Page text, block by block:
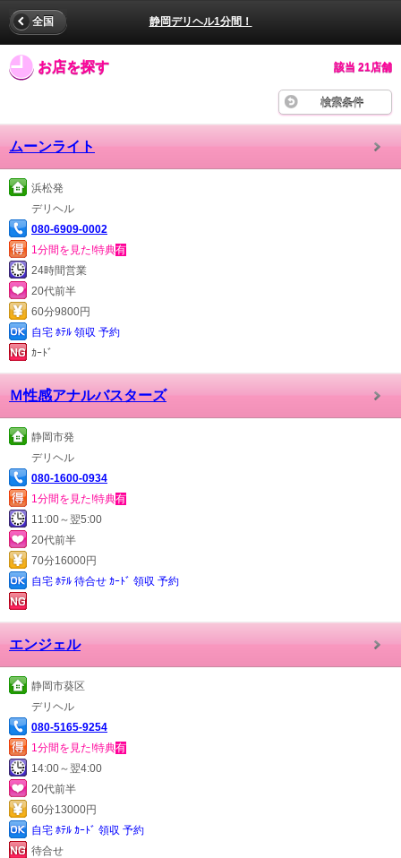
静岡デリヘル1分間！
全国
お店を探す 該当 21店舗
検索条件
ムーンライト
浜松発
デリヘル
080-6909-0002
1分間を見た!特典有
24時間営業
20代前半
60分9800円
自宅 ﾎﾃﾙ 領収 予約
ｶｰﾄﾞ
Ｍ性感アナルバスターズ
静岡市発
デリヘル
080-1600-0934
1分間を見た!特典有
11:00～翌5:00
20代前半
70分16000円
自宅 ﾎﾃﾙ 待合せ ｶｰﾄﾞ 領収 予約
エンジェル
静岡市葵区
デリヘル
080-5165-9254
1分間を見た!特典有
14:00～翌4:00
20代前半
60分13000円
自宅 ﾎﾃﾙ ｶｰﾄﾞ 領収 予約
待合せ